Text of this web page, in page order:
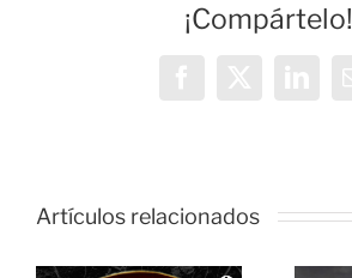
¡Compártelo!
Artículos relacionados